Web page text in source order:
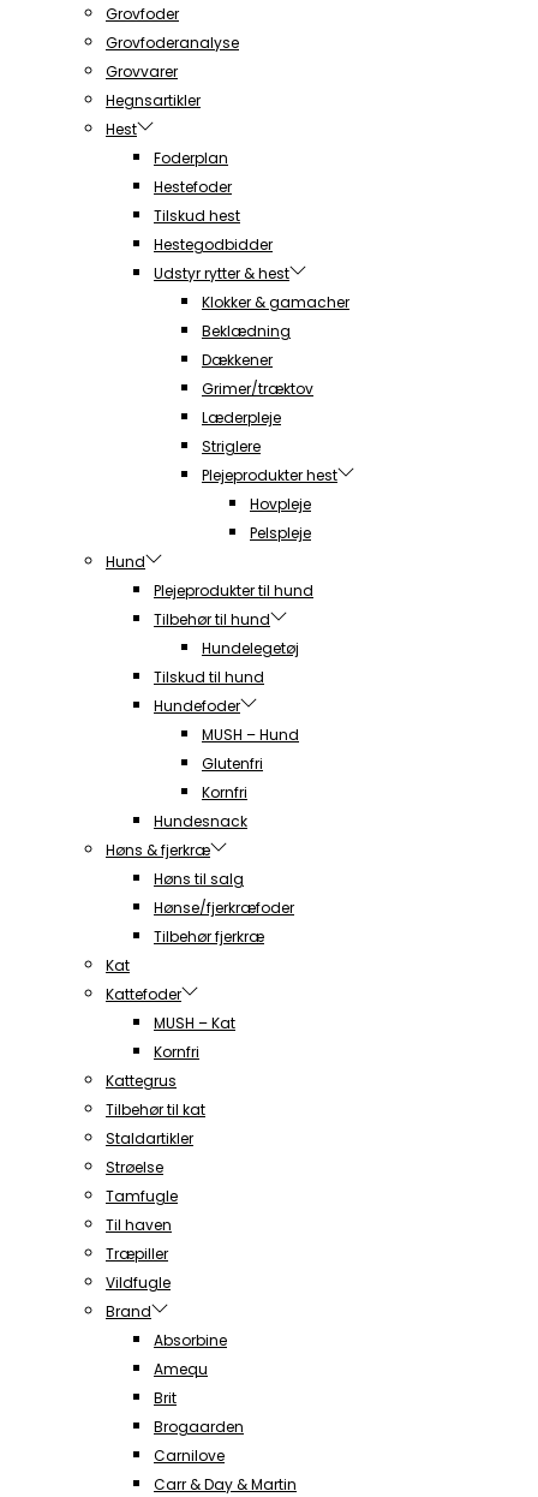
Grovfoder
Grovfoderanalyse
Grovvarer
Hegnsartikler
Hest
Foderplan
Hestefoder
Tilskud hest
Hestegodbidder
Udstyr rytter & hest
Klokker & gamacher
Beklædning
Dækkener
Grimer/træktov
Læderpleje
Striglere
Plejeprodukter hest
Hovpleje
Pelspleje
Hund
Plejeprodukter til hund
Tilbehør til hund
Hundelegetøj
Tilskud til hund
Hundefoder
MUSH – Hund
Glutenfri
Kornfri
Hundesnack
Høns & fjerkræ
Høns til salg
Hønse/fjerkræfoder
Tilbehør fjerkræ
Kat
Kattefoder
MUSH – Kat
Kornfri
Kattegrus
Tilbehør til kat
Staldartikler
Strøelse
Tamfugle
Til haven
Træpiller
Vildfugle
Brand
Absorbine
Amequ
Brit
Brogaarden
Carnilove
Carr & Day & Martin